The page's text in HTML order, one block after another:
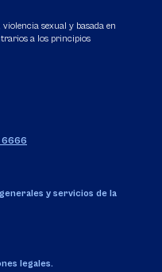
sexual y basada en
a los principios
6666
y servicios de la
legales.